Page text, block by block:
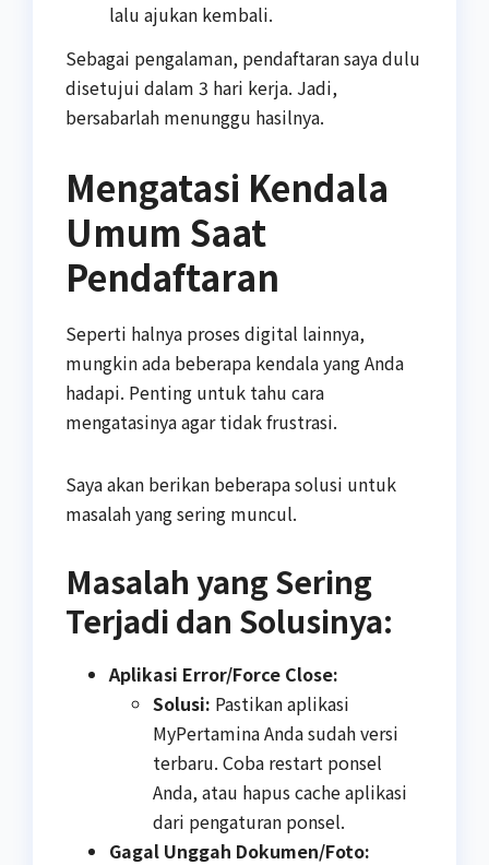
lalu ajukan kembali.
Sebagai pengalaman, pendaftaran saya dulu
disetujui dalam 3 hari kerja. Jadi,
bersabarlah menunggu hasilnya.
Mengatasi Kendala
Umum Saat
Pendaftaran
Seperti halnya proses digital lainnya,
mungkin ada beberapa kendala yang Anda
hadapi. Penting untuk tahu cara
mengatasinya agar tidak frustrasi.
Saya akan berikan beberapa solusi untuk
masalah yang sering muncul.
Masalah yang Sering
Terjadi dan Solusinya:
Aplikasi Error/Force Close:
Solusi: Pastikan aplikasi
MyPertamina Anda sudah versi
terbaru. Coba restart ponsel
Anda, atau hapus cache aplikasi
dari pengaturan ponsel.
Gagal Unggah Dokumen/Foto: